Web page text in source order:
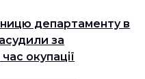
департаменту в
за
окупації